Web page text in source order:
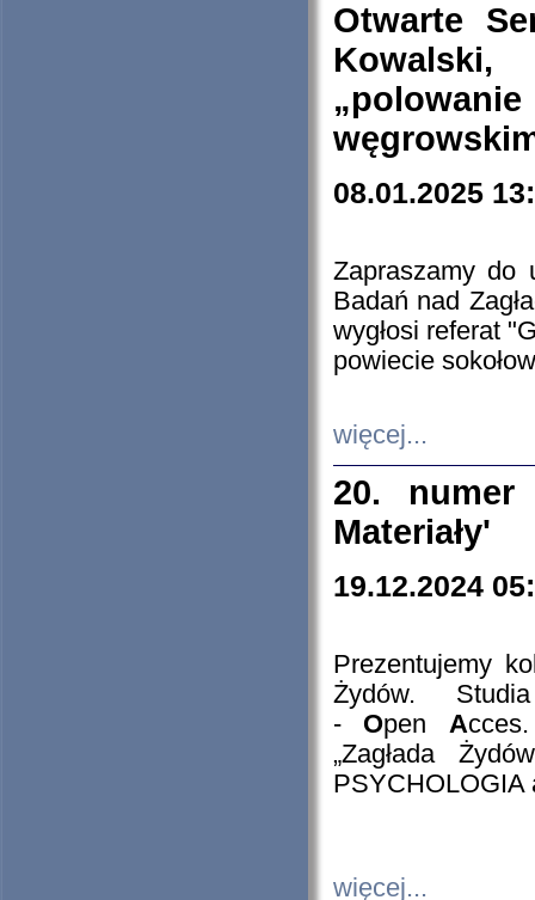
Otwarte
08.01.2025
Zapraszamy do
Badań nad
wygłosi referat
powiecie
więcej...
20. numer
Materiały'
19.12.2024
Prezentujemy
Żydów.
- Open A
„Zagłada
PSYCHOLOGIA
więcej...